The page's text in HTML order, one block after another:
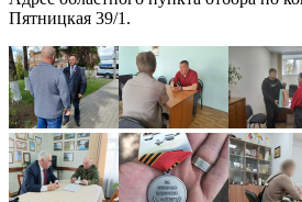
Пятницкая 39/1.